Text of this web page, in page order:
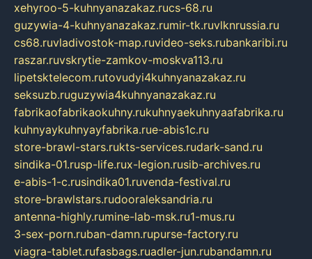
xehyroo-5-kuhnyanazakaz.rucs-68.ru
guzywia-4-kuhnyanazakaz.rumir-tk.ruvlknrussia.ru
cs68.ruvladivostok-map.ruvideo-seks.rubankaribi.ru
raszar.ruvskrytie-zamkov-moskva113.ru
lipetsktelecom.rutovudyi4kuhnyanazakaz.ru
seksuzb.ruguzywia4kuhnyanazakaz.ru
fabrikaofabrikaokuhny.rukuhnyaekuhnyaafabrika.ru
kuhnyaykuhnyayfabrika.rue-abis1c.ru
store-brawl-stars.rukts-services.rudark-sand.ru
sindika-01.rusp-life.rux-legion.rusib-archives.ru
e-abis-1-c.rusindika01.ruvenda-festival.ru
store-brawlstars.rudooraleksandria.ru
antenna-highly.rumine-lab-msk.ru1-mus.ru
3-sex-porn.ruban-damn.rupurse-factory.ru
viagra-tablet.rufasbags.ruadler-jun.rubandamn.ru